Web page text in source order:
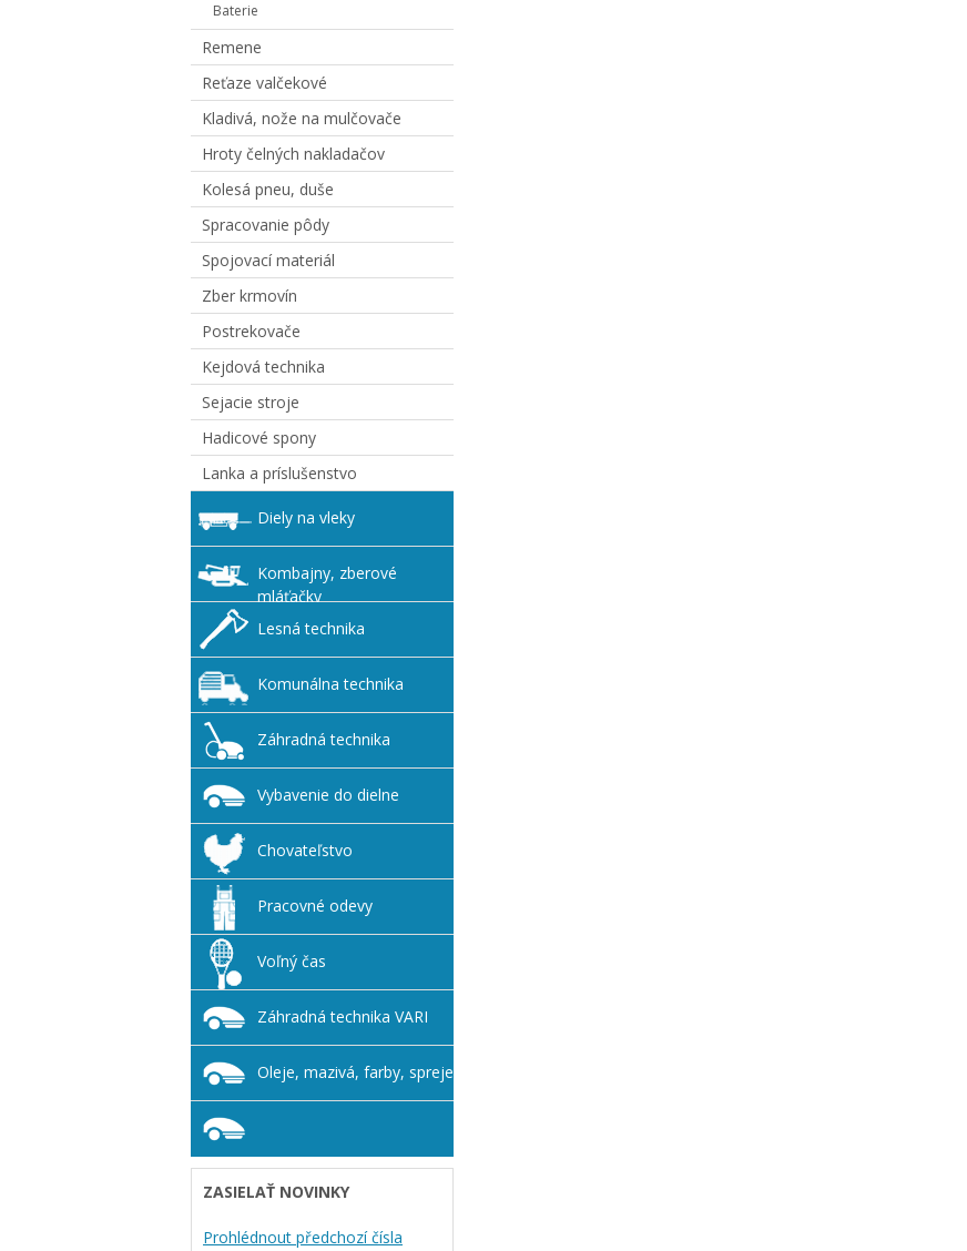
Baterie
Remene
Reťaze valčekové
Kladivá, nože na mulčovače
Hroty čelných nakladačov
Kolesá pneu, duše
Spracovanie pôdy
Spojovací materiál
Zber krmovín
Postrekovače
Kejdová technika
Sejacie stroje
Hadicové spony
Lanka a príslušenstvo
Diely na vleky
Kombajny, zberové
mláťačky
Lesná technika
Komunálna technika
Záhradná technika
Vybavenie do dielne
Chovateľstvo
Pracovné odevy
Voľný čas
Záhradná technika VARI
Oleje, mazivá, farby, spreje
ZASIELAŤ NOVINKY
Prohlédnout předchozí čísla